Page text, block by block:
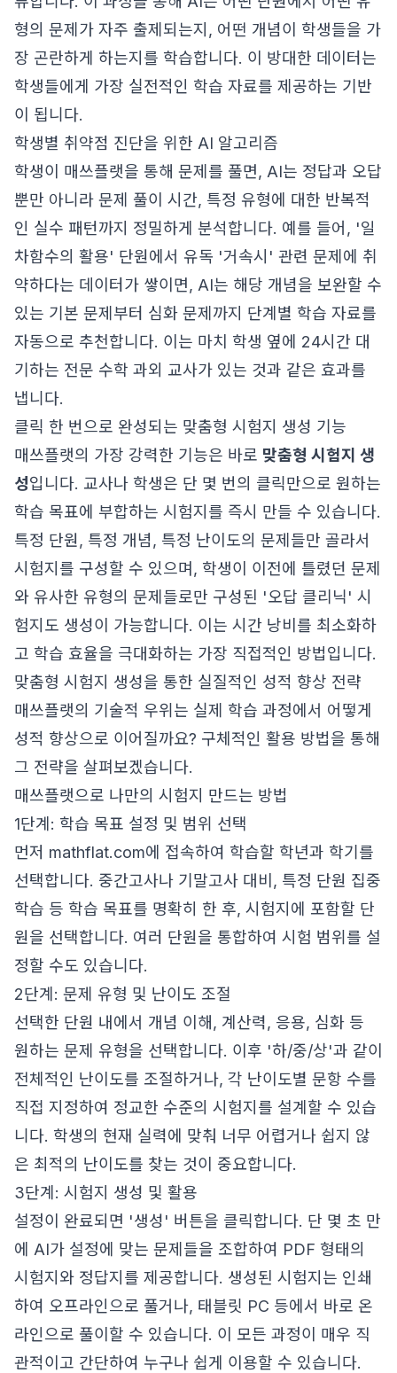
형의 문제가 자주 출제되는지, 어떤 개념이 학생들을 가
장 곤란하게 하는지를 학습합니다. 이 방대한 데이터는
학생들에게 가장 실전적인 학습 자료를 제공하는 기반
이 됩니다.
학생별 취약점 진단을 위한 AI 알고리즘
학생이 매쓰플랫을 통해 문제를 풀면, AI는 정답과 오답
뿐만 아니라 문제 풀이 시간, 특정 유형에 대한 반복적
인 실수 패턴까지 정밀하게 분석합니다. 예를 들어, '일
차함수의 활용' 단원에서 유독 '거속시' 관련 문제에 취
약하다는 데이터가 쌓이면, AI는 해당 개념을 보완할 수
있는 기본 문제부터 심화 문제까지 단계별 학습 자료를
자동으로 추천합니다. 이는 마치 학생 옆에 24시간 대
기하는 전문 수학 과외 교사가 있는 것과 같은 효과를
냅니다.
클릭 한 번으로 완성되는 맞춤형 시험지 생성 기능
매쓰플랫의 가장 강력한 기능은 바로 맞춤형 시험지 생
성입니다. 교사나 학생은 단 몇 번의 클릭만으로 원하는
학습 목표에 부합하는 시험지를 즉시 만들 수 있습니다.
특정 단원, 특정 개념, 특정 난이도의 문제들만 골라서
시험지를 구성할 수 있으며, 학생이 이전에 틀렸던 문제
와 유사한 유형의 문제들로만 구성된 '오답 클리닉' 시
험지도 생성이 가능합니다. 이는 시간 낭비를 최소화하
고 학습 효율을 극대화하는 가장 직접적인 방법입니다.
맞춤형 시험지 생성을 통한 실질적인 성적 향상 전략
매쓰플랫의 기술적 우위는 실제 학습 과정에서 어떻게
성적 향상으로 이어질까요? 구체적인 활용 방법을 통해
그 전략을 살펴보겠습니다.
매쓰플랫으로 나만의 시험지 만드는 방법
1단계: 학습 목표 설정 및 범위 선택
먼저 mathflat.com에 접속하여 학습할 학년과 학기를
선택합니다. 중간고사나 기말고사 대비, 특정 단원 집중
학습 등 학습 목표를 명확히 한 후, 시험지에 포함할 단
원을 선택합니다. 여러 단원을 통합하여 시험 범위를 설
정할 수도 있습니다.
2단계: 문제 유형 및 난이도 조절
선택한 단원 내에서 개념 이해, 계산력, 응용, 심화 등
원하는 문제 유형을 선택합니다. 이후 '하/중/상'과 같이
전체적인 난이도를 조절하거나, 각 난이도별 문항 수를
직접 지정하여 정교한 수준의 시험지를 설계할 수 있습
니다. 학생의 현재 실력에 맞춰 너무 어렵거나 쉽지 않
은 최적의 난이도를 찾는 것이 중요합니다.
3단계: 시험지 생성 및 활용
설정이 완료되면 '생성' 버튼을 클릭합니다. 단 몇 초 만
에 AI가 설정에 맞는 문제들을 조합하여 PDF 형태의
시험지와 정답지를 제공합니다. 생성된 시험지는 인쇄
하여 오프라인으로 풀거나, 태블릿 PC 등에서 바로 온
라인으로 풀이할 수 있습니다. 이 모든 과정이 매우 직
관적이고 간단하여 누구나 쉽게 이용할 수 있습니다.